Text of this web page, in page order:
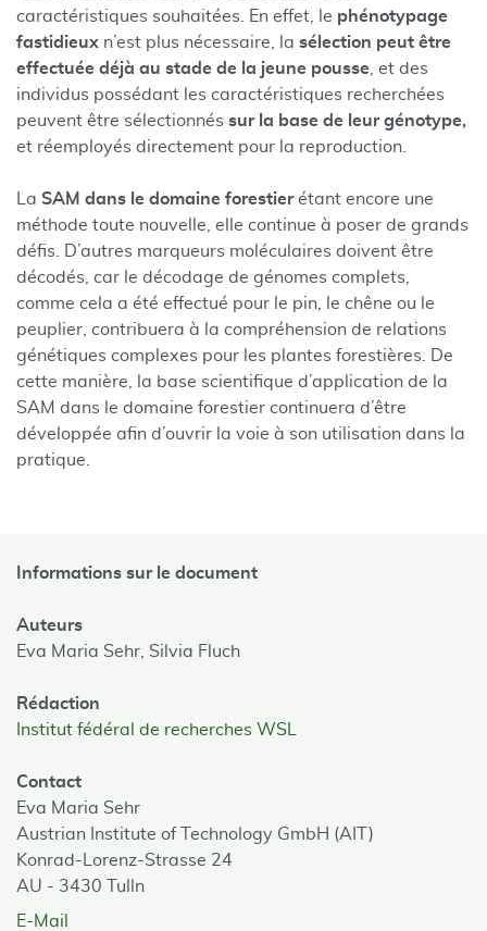
caractéristiques souhaitées. En effet, le phénotypage
fastidieux n’est plus nécessaire, la sélection peut être
effectuée déjà au stade de la jeune pousse , et des
individus possédant les caractéristiques recherchées
peuvent être sélectionnés sur la base de leur génotype,
et réemployés directement pour la reproduction.
La SAM dans le domaine forestierétant encore une
méthode toute nouvelle, elle continue à poser de grands
défis. D’autres marqueurs moléculaires doivent être
décodés, car le décodage de génomes complets,
comme cela a été effectué pour le pin, le chêne ou le
peuplier, contribuera à la compréhension de relations
génétiques complexes pour les plantes forestières. De
cette manière, la base scientifique d’application de la
SAM dans le domaine forestier continuera d’être
développée afin d’ouvrir la voie à son utilisation dans la
pratique.
Informations sur le document
Auteurs
Eva Maria Sehr, Silvia Fluch
Rédaction
Institut fédéral de recherches WSL
Contact
Eva Maria Sehr
Austrian Institute of Technology GmbH (AIT)
Konrad-Lorenz-Strasse 24
AU - 3430 Tulln
E-Mail